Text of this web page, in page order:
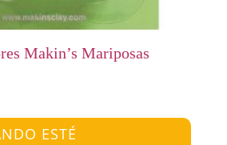
Makin’s Mariposas
ESTÉ